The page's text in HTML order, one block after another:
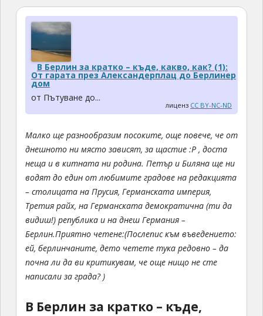
В Берлин за кратко – къде, какво, как? (1):
От гарата през Александерплац до Берлинер
дом
от Пътуване до...
лиценз CC BY-NC-ND
Малко ще разнообразим посоките, още повече, че от
днешното ни място зависят, за щастие :P , доста
неща и в китната ни родина. Петър и Биляна ще ни
водят до един от любимите градове на редакцията
– столицата на Прусия, Германската империя,
Третия райх, на Германската демократична (ти да
видиш!) република и на днеш Германия –
Берлин.Приятно четене:(Послепис към въведението:
ей, берлинчаните, дето четете тука редовно – да
почна ли да ви критикувам, че още нищо не сте
написали за града? )
В Берлин за кратко – къде,